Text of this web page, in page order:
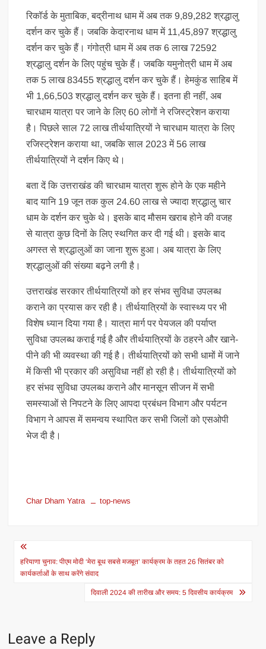
रिकॉर्ड के मुताबिक, बद्रीनाथ धाम में अब तक 9,89,282 श्रद्धालु
दर्शन कर चुके हैं। जबकि केदारनाथ धाम में 11,45,897 श्रद्धालु
दर्शन कर चुके हैं। गंगोत्री धाम में अब तक 6 लाख 72592
श्रद्धालु दर्शन के लिए पहुंच चुके हैं। जबकि यमुनोत्री धाम में अब
तक 5 लाख 83455 श्रद्धालु दर्शन कर चुके हैं। हेमकुंड साहिब में
भी 1,66,503 श्रद्धालु दर्शन कर चुके हैं। इतना ही नहीं, अब
चारधाम यात्रा पर जाने के लिए 60 लोगों ने रजिस्ट्रेशन कराया
है। पिछले साल 72 लाख तीर्थयात्रियों ने चारधाम यात्रा के लिए
रजिस्ट्रेशन कराया था, जबकि साल 2023 में 56 लाख
तीर्थयात्रियों ने दर्शन किए थे।
बता दें कि उत्तराखंड की चारधाम यात्रा शुरू होने के एक महीने
बाद यानि 19 जून तक कुल 24.60 लाख से ज्यादा श्रद्धालु चार
धाम के दर्शन कर चुके थे। इसके बाद मौसम खराब होने की वजह
से यात्रा कुछ दिनों के लिए स्थगित कर दी गई थी। इसके बाद
अगस्त से श्रद्धालुओं का जाना शुरू हुआ। अब यात्रा के लिए
श्रद्धालुओं की संख्या बढ़ने लगी है।
उत्तराखंड सरकार तीर्थयात्रियों को हर संभव सुविधा उपलब्ध
कराने का प्रयास कर रही है। तीर्थयात्रियों के स्वास्थ्य पर भी
विशेष ध्यान दिया गया है। यात्रा मार्ग पर पेयजल की पर्याप्त
सुविधा उपलब्ध कराई गई है और तीर्थयात्रियों के ठहरने और खाने-
पीने की भी व्यवस्था की गई है। तीर्थयात्रियों को सभी धामों में जाने
में किसी भी प्रकार की असुविधा नहीं हो रही है। तीर्थयात्रियों को
हर संभव सुविधा उपलब्ध कराने और मानसून सीजन में सभी
समस्याओं से निपटने के लिए आपदा प्रबंधन विभाग और पर्यटन
विभाग ने आपस में समन्वय स्थापित कर सभी जिलों को एसओपी
भेज दी है।
Char Dham Yatra top-news
Post
navigation
हरियाणा चुनाव: पीएम मोदी ‘मेरा बूथ सबसे मजबूत’ कार्यक्रम के तहत 26 सितंबर को
कार्यकर्ताओं के साथ करेंगे संवाद
दिवाली 2024 की तारीख और समय: 5 दिवसीय कार्यक्रम
Leave a Reply